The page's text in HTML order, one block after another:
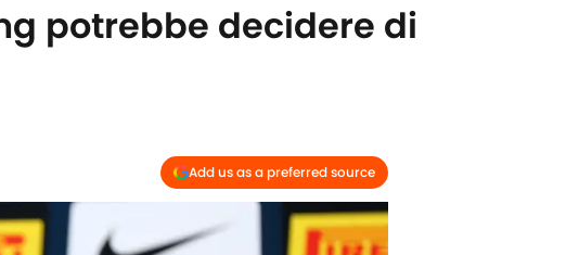
potrebbe decidere di
Add us as a preferred source